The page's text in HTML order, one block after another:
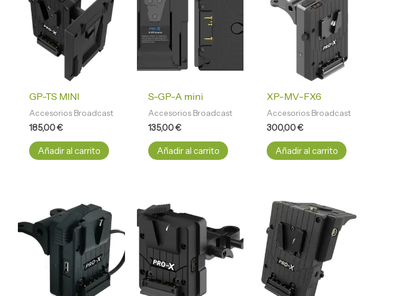
GP-TS MINI
Accesorios Broadcast
185,00€
Añadir al carrito
S-GP-A mini
Accesorios Broadcast
135,00€
Añadir al carrito
XP-MV-FX6
Accesorios Broadcast
300,00€
Añadir al carrito